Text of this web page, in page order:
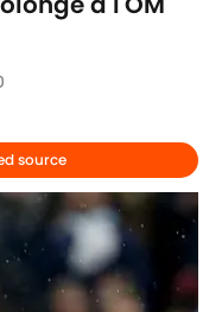
source